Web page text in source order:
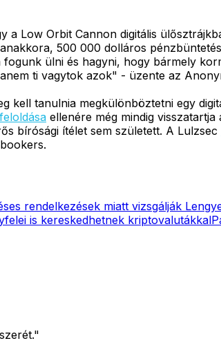
Low Orbit Cannon digitális
500 000 dolláros
ülni és hagyni, hogy bármely
ti vagytok azok" - üzente az
kell tanulnia megkülönböztetni egy
feloldása ellenére még mindig
bírósági ítélet sem született. A Lulzsec
rendelkezések miatt vizsgálják
is kereskedhetnek kriptovalutákkal